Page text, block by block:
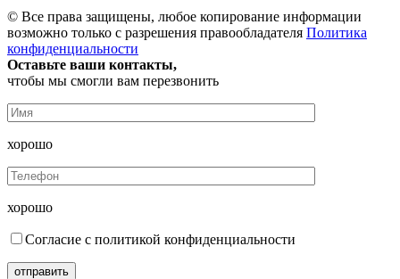
© Все права защищены, любое копирование информации
возможно только с разрешения правообладателя Политика
конфиденциальности
Оставьте ваши контакты,
чтобы мы смогли вам перезвонить
хорошо
хорошо
Согласие с политикой конфиденциальности
отправить